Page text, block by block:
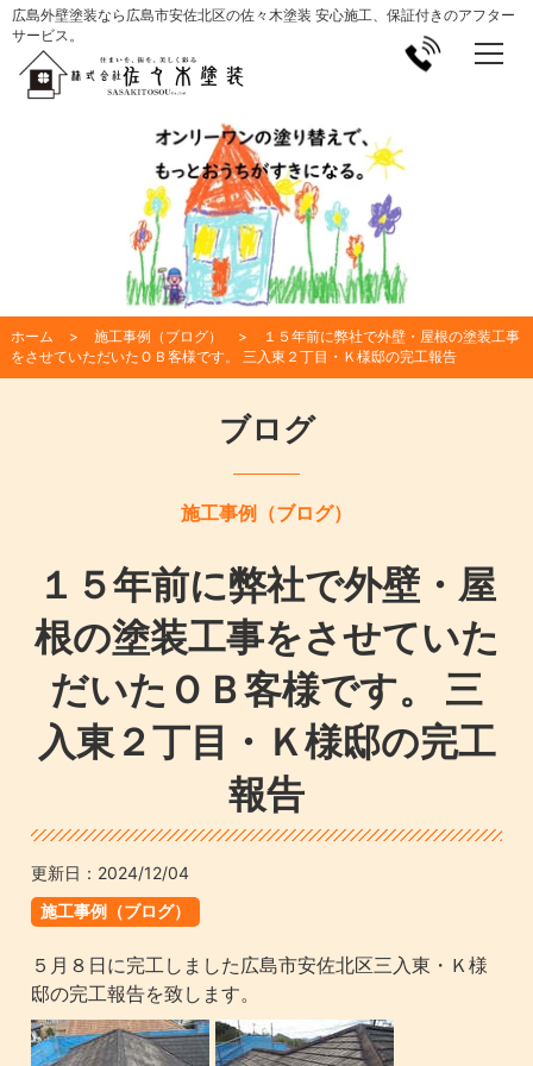
広島外壁塗装なら広島市安佐北区の佐々木塗装 安心施工、保証付きのアフター
サービス。
ホーム 施工事例（ブログ）
１５年前に弊社で外壁・屋根の塗装工事
をさせていただいたＯＢ客様です。 三入東２丁目・Ｋ様邸の完工報告
ブログ
施工事例（ブログ）
１５年前に弊社で外壁・屋
根の塗装工事をさせていた
だいたＯＢ客様です。 三
入東２丁目・Ｋ様邸の完工
報告
更新日： 2024/12/04
施工事例（ブログ）
５月８日に完工しました広島市安佐北区三入東・Ｋ様
邸の完工報告を致します。